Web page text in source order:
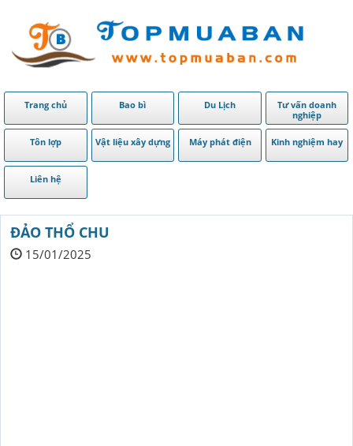
Trang chủ Bao bì Du Lịch
Tư vấn doanh
nghiệp
Tôn lợp Vật liệu xây dựng Máy phát điện Kinh nghiệm hay
Liên hệ
ĐẢO THỔ CHU
15/01/2025